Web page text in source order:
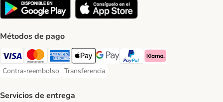
Métodos de pago
Visa Payment Method
Mastercard Payment Method
American Express Payment Method
Apple Pay Payment Method
Google Pay Payment Method
PayPal Payment Method
Klarna Payment Method
Contra-reembolso
Contra-reembolso Payment Method
Transferencia
Transferencia Payment Method
Servicios de entrega